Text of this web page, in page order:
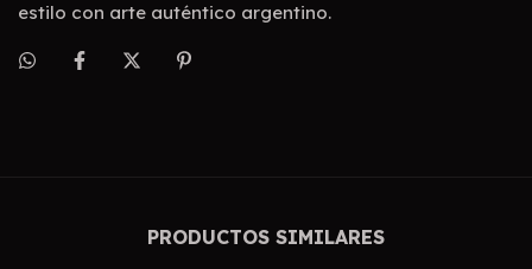
estilo con arte auténtico argentino.
PRODUCTOS SIMILARES